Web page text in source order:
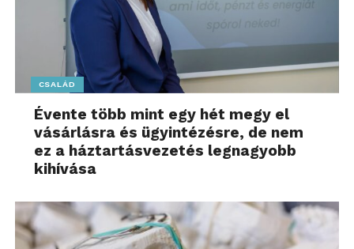
naponta egy kis séta a
friss levegőn, egyszerűbb,
kevésbé feldolgozott
ételek, tudatosabb
étkezési ritmus. Nem
kevesebbet enni – hanem
okosabban. Nem többet
edzeni – hanem
rendszeresebben
CSALÁD
Évente több mint egy hét megy el
vásárlásra és ügyintézésre, de nem
ez a háztartásvezetés legnagyobb
kihívása